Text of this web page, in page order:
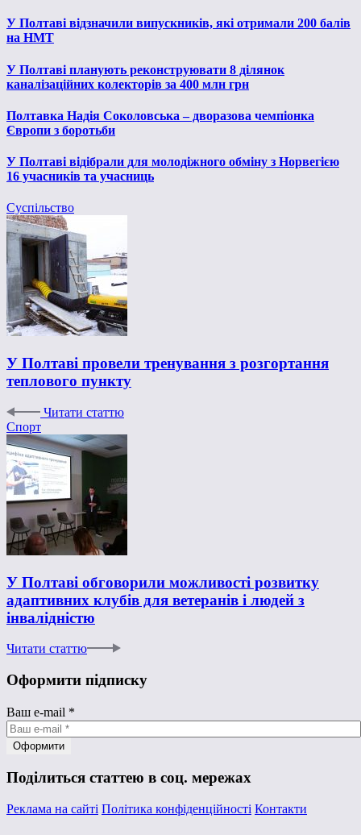
У Полтаві відзначили випускників, які отримали 200 балів
на НМТ
У Полтаві планують реконструювати 8 ділянок
каналізаційних колекторів за 400 млн грн
Полтавка Надія Соколовська – дворазова чемпіонка
Європи з боротьби
У Полтаві відібрали для молодіжного обміну з Норвегією
16 учасників та учасниць
Суспільство
У Полтаві провели тренування з розгортання
теплового пункту
Читати статтю
Спорт
У Полтаві обговорили можливості розвитку
адаптивних клубів для ветеранів і людей з
інвалідністю
Читати статтю
Оформити підписку
Ваш e-mail *
Поділиться статтею в соц. мережах
Реклама на сайті Політика конфіденційності Контакти